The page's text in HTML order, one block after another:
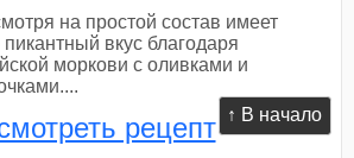
↑ В начало
на простой состав имеет
вкус благодаря
моркови с оливками и
рецепт